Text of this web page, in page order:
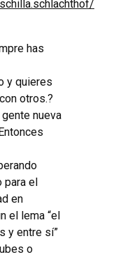
has
y quieres
otros.?
nueva
para el
en
el lema “el
y entre sí”
o